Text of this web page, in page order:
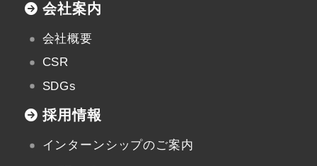
会社案内
会社概要
CSR
SDGs
採用情報
インターンシップのご案内